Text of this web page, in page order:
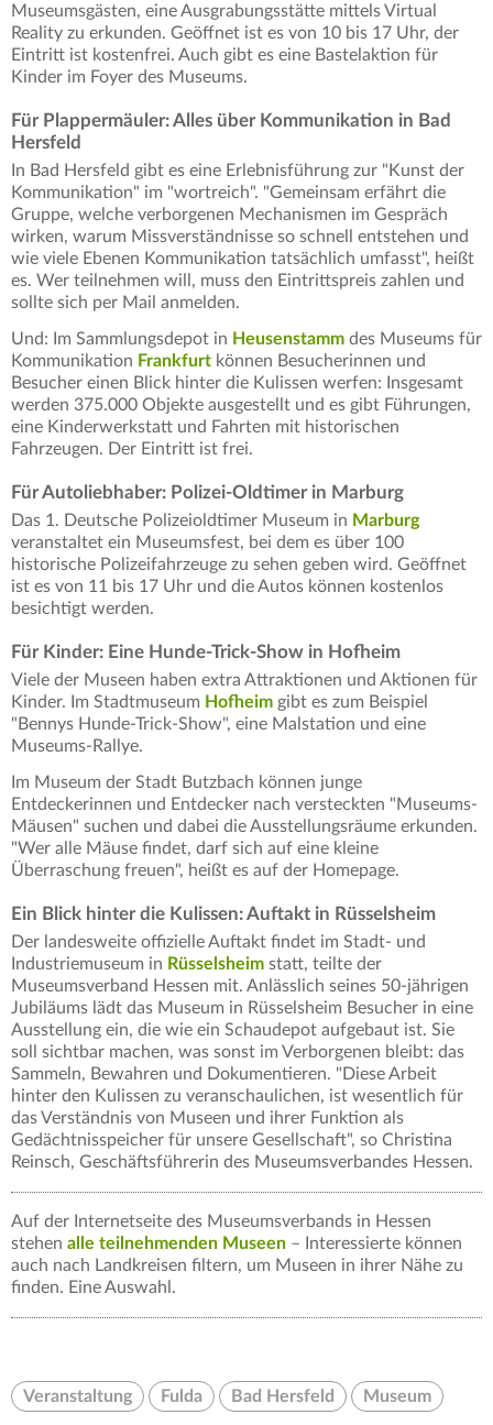
Museumsgästen, eine Ausgrabungsstätte mittels Virtual
Reality zu erkunden. Geöffnet ist es von 10 bis 17 Uhr, der
Eintritt ist kostenfrei. Auch gibt es eine Bastelaktion für
Kinder im Foyer des Museums.
Für Plappermäuler: Alles über Kommunikation in Bad
Hersfeld
In Bad Hersfeld gibt es eine Erlebnisführung zur "Kunst der
Kommunikation" im "wortreich". "Gemeinsam erfährt die
Gruppe, welche verborgenen Mechanismen im Gespräch
wirken, warum Missverständnisse so schnell entstehen und
wie viele Ebenen Kommunikation tatsächlich umfasst", heißt
es. Wer teilnehmen will, muss den Eintrittspreis zahlen und
sollte sich per Mail anmelden.
Und: Im Sammlungsdepot in Heusenstamm des Museums für
Kommunikation Frankfurt können Besucherinnen und
Besucher einen Blick hinter die Kulissen werfen: Insgesamt
werden 375.000 Objekte ausgestellt und es gibt Führungen,
eine Kinderwerkstatt und Fahrten mit historischen
Fahrzeugen. Der Eintritt ist frei.
Für Autoliebhaber: Polizei-Oldtimer in Marburg
Das 1. Deutsche Polizeioldtimer Museum in Marburg
veranstaltet ein Museumsfest, bei dem es über 100
historische Polizeifahrzeuge zu sehen geben wird. Geöffnet
ist es von 11 bis 17 Uhr und die Autos können kostenlos
besichtigt werden.
Für Kinder: Eine Hunde-Trick-Show in Hofheim
Viele der Museen haben extra Attraktionen und Aktionen für
Kinder. Im Stadtmuseum Hofheim gibt es zum Beispiel
"Bennys Hunde-Trick-Show", eine Malstation und eine
Museums-Rallye.
Im Museum der Stadt Butzbach können junge
Entdeckerinnen und Entdecker nach versteckten "Museums-
Mäusen" suchen und dabei die Ausstellungsräume erkunden.
"Wer alle Mäuse findet, darf sich auf eine kleine
Überraschung freuen", heißt es auf der Homepage.
Ein Blick hinter die Kulissen: Auftakt in Rüsselsheim
Der landesweite offizielle Auftakt findet im Stadt- und
Industriemuseum in Rüsselsheim statt, teilte der
Museumsverband Hessen mit. Anlässlich seines 50-jährigen
Jubiläums lädt das Museum in Rüsselsheim Besucher in eine
Ausstellung ein, die wie ein Schaudepot aufgebaut ist. Sie
soll sichtbar machen, was sonst im Verborgenen bleibt: das
Sammeln, Bewahren und Dokumentieren. "Diese Arbeit
hinter den Kulissen zu veranschaulichen, ist wesentlich für
das Verständnis von Museen und ihrer Funktion als
Gedächtnisspeicher für unsere Gesellschaft", so Christina
Reinsch, Geschäftsführerin des Museumsverbandes Hessen.
Auf der Internetseite des Museumsverbands in Hessen
stehen alle teilnehmenden Museen – Interessierte können
auch nach Landkreisen filtern, um Museen in ihrer Nähe zu
finden. Eine Auswahl.
Veranstaltung Fulda Bad Hersfeld Museum